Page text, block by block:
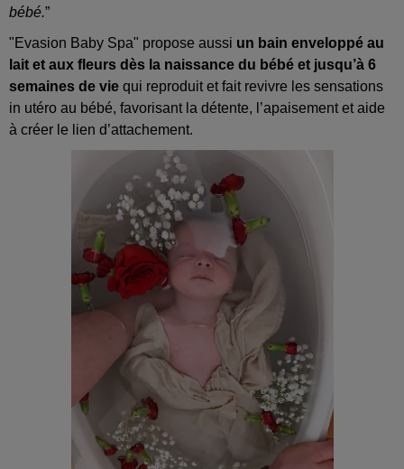
bébé.”
"Evasion Baby Spa" propose aussi un bain enveloppé au
lait et aux fleurs dès la naissance du bébé et jusqu’à 6
semaines de vie qui reproduit et fait revivre les sensations
in utéro au bébé, favorisant la détente, l’apaisement et aide
à créer le lien d’attachement.